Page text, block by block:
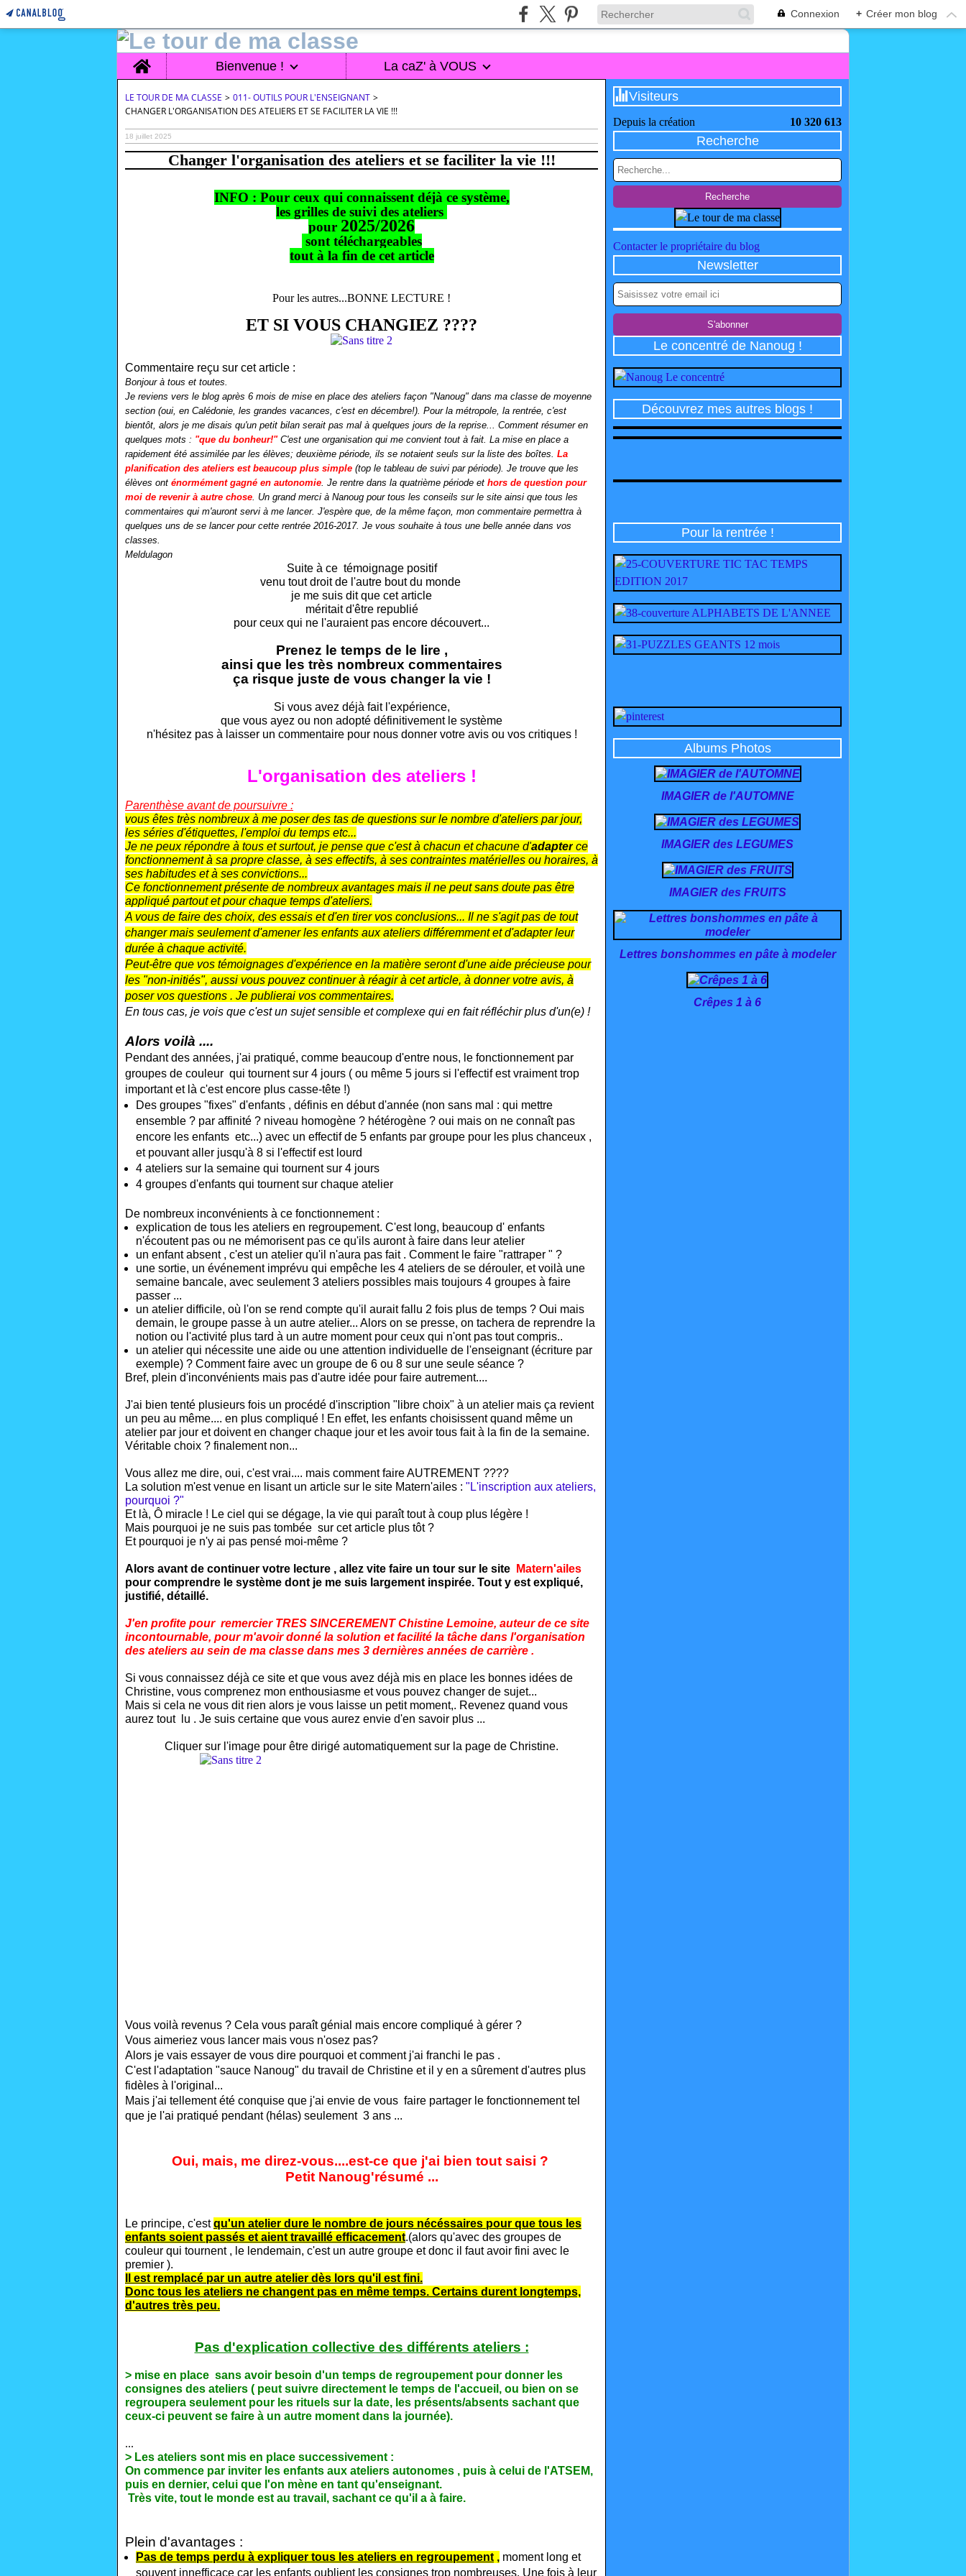
Connexion + Créer mon blog
Home Bienvenue ! La caZ' à VOUS
LE TOUR DE MA CLASSE > 011- OUTILS POUR L'ENSEIGNANT >
CHANGER L'ORGANISATION DES ATELIERS ET SE FACILITER LA VIE !!!
18 juillet 2025
Changer l'organisation des ateliers et se faciliter la vie !!!
INFO : Pour ceux qui connaissent déjà ce système,
les grilles de suivi des ateliers
pour 2025/2026
sont téléchargeables
tout à la fin de cet article
Pour les autres...BONNE LECTURE !
ET SI VOUS CHANGIEZ ????
Commentaire reçu sur cet article :
Bonjour à tous et toutes.
Je reviens vers le blog après 6 mois de mise en place des ateliers façon "Nanoug" dans ma classe de moyenne
section (oui, en Calédonie, les grandes vacances, c'est en décembre!). Pour la métropole, la rentrée, c'est
bientôt, alors je me disais qu'un petit bilan serait pas mal à quelques jours de la reprise... Comment résumer en
quelques mots : "que du bonheur!" C'est une organisation qui me convient tout à fait. La mise en place a
rapidement été assimilée par les élèves; deuxième période, ils se notaient seuls sur la liste des boîtes. La
planification des ateliers est beaucoup plus simple (top le tableau de suivi par période). Je trouve que les
élèves ont énormément gagné en autonomie. Je rentre dans la quatrième période et hors de question pour
moi de revenir à autre chose. Un grand merci à Nanoug pour tous les conseils sur le site ainsi que tous les
commentaires qui m'auront servi à me lancer. J'espère que, de la même façon, mon commentaire permettra à
quelques uns de se lancer pour cette rentrée 2016-2017. Je vous souhaite à tous une belle année dans vos
classes.
Meldulagon
Suite à ce témoignage positif
venu tout droit de l'autre bout du monde
je me suis dit que cet article
méritait d'être republié
pour ceux qui ne l'auraient pas encore découvert...
Prenez le temps de le lire ,
ainsi que les très nombreux commentaires
ça risque juste de vous changer la vie !
Si vous avez déjà fait l'expérience,
que vous ayez ou non adopté définitivement le système
n'hésitez pas à laisser un commentaire pour nous donner votre avis ou vos critiques !
L'organisation des ateliers !
Parenthèse avant de poursuivre :
vous êtes très nombreux à me poser des tas de questions sur le nombre d'ateliers par jour,
les séries d'étiquettes, l'emploi du temps etc...
Je ne peux répondre à tous et surtout, je pense que c'est à chacun et chacune d'adapter ce
fonctionnement à sa propre classe, à ses effectifs, à ses contraintes matérielles ou horaires, à
ses habitudes et à ses convictions...
Ce fonctionnement présente de nombreux avantages mais il ne peut sans doute pas être
appliqué partout et pour chaque temps d'ateliers.
A vous de faire des choix, des essais et d'en tirer vos conclusions... Il ne s'agit pas de tout
changer mais seulement d'amener les enfants aux ateliers différemment et d'adapter leur
durée à chaque activité.
Peut-être que vos témoignages d'expérience en la matière seront d'une aide précieuse pour
les "non-initiés", aussi vous pouvez continuer à réagir à cet article, à donner votre avis, à
poser vos questions . Je publierai vos commentaires.
En tous cas, je vois que c'est un sujet sensible et complexe qui en fait réfléchir plus d'un(e) !
Alors voilà ....
Pendant des années, j'ai pratiqué, comme beaucoup d'entre nous, le fonctionnement par
groupes de couleur qui tournent sur 4 jours ( ou même 5 jours si l'effectif est vraiment trop
important et là c'est encore plus casse-tête !)
Des groupes "fixes" d'enfants , définis en début d'année (non sans mal : qui mettre
ensemble ? par affinité ? niveau homogène ? hétérogène ? oui mais on ne connaît pas
encore les enfants etc...) avec un effectif de 5 enfants par groupe pour les plus chanceux ,
et pouvant aller jusqu'à 8 si l'effectif est lourd
4 ateliers sur la semaine qui tournent sur 4 jours
4 groupes d'enfants qui tournent sur chaque atelier
De nombreux inconvénients à ce fonctionnement :
explication de tous les ateliers en regroupement. C'est long, beaucoup d' enfants
n'écoutent pas ou ne mémorisent pas ce qu'ils auront à faire dans leur atelier
un enfant absent , c'est un atelier qu'il n'aura pas fait . Comment le faire "rattraper " ?
une sortie, un événement imprévu qui empêche les 4 ateliers de se dérouler, et voilà une
semaine bancale, avec seulement 3 ateliers possibles mais toujours 4 groupes à faire
passer ...
un atelier difficile, où l'on se rend compte qu'il aurait fallu 2 fois plus de temps ? Oui mais
demain, le groupe passe à un autre atelier... Alors on se presse, on tachera de reprendre la
notion ou l'activité plus tard à un autre moment pour ceux qui n'ont pas tout compris..
un atelier qui nécessite une aide ou une attention individuelle de l'enseignant (écriture par
exemple) ? Comment faire avec un groupe de 6 ou 8 sur une seule séance ?
Bref, plein d'inconvénients mais pas d'autre idée pour faire autrement....
J'ai bien tenté plusieurs fois un procédé d'inscription "libre choix" à un atelier mais ça revient
un peu au même.... en plus compliqué ! En effet, les enfants choisissent quand même un
atelier par jour et doivent en changer chaque jour et les avoir tous fait à la fin de la semaine.
Véritable choix ? finalement non...
Vous allez me dire, oui, c'est vrai.... mais comment faire AUTREMENT ????
La solution m'est venue en lisant un article sur le site Matern'ailes : "L'inscription aux ateliers,
pourquoi ?"
Et là, Ô miracle ! Le ciel qui se dégage, la vie qui paraît tout à coup plus légère !
Mais pourquoi je ne suis pas tombée sur cet article plus tôt ?
Et pourquoi je n'y ai pas pensé moi-même ?
Alors avant de continuer votre lecture , allez vite faire un tour sur le site
Matern'ailes
pour comprendre le système dont je me suis largement inspirée. Tout y est expliqué,
justifié, détaillé.
J'en profite pour remercier TRES SINCEREMENT Chistine Lemoine, auteur de ce site
incontournable, pour m'avoir donné la solution et facilité la tâche dans l'organisation
des ateliers au sein de ma classe dans mes 3 dernières années de carrière .
Si vous connaissez déjà ce site et que vous avez déjà mis en place les bonnes idées de
Christine, vous comprenez mon enthousiasme et vous pouvez changer de sujet...
Mais si cela ne vous dit rien alors je vous laisse un petit moment,. Revenez quand vous
aurez tout lu . Je suis certaine que vous aurez envie d'en savoir plus ...
Cliquer sur l'image pour être dirigé automatiquement sur la page de Christine.
Vous voilà revenus ? Cela vous paraît génial mais encore compliqué à gérer ?
Vous aimeriez vous lancer mais vous n'osez pas?
Alors je vais essayer de vous dire pourquoi et comment j'ai franchi le pas .
C'est l'adaptation "sauce Nanoug" du travail de Christine et il y en a sûrement d'autres plus
fidèles à l'original...
Mais j'ai tellement été conquise que j'ai envie de vous faire partager le fonctionnement tel
que je l'ai pratiqué pendant (hélas) seulement 3 ans ...
Oui, mais, me direz-vous....est-ce que j'ai bien tout saisi ?
Petit Nanoug'résumé ...
Le principe, c'estqu'un atelier dure le nombre de jours nécéssaires pour que tous les
enfants soient passés et aient travaillé efficacement.(alors qu'avec des groupes de
couleur qui tournent , le lendemain, c'est un autre groupe et donc il faut avoir fini avec le
premier ).
Il est remplacé par un autre atelier dès lors qu'il est fini.
Donc tous les ateliers ne changent pas en même temps. Certains durent longtemps,
d'autres très peu.
Pas d'explication collective des différents ateliers :
> mise en place sans avoir besoin d'un temps de regroupement pour donner les
consignes des ateliers ( peut suivre directement le temps de l'accueil, ou bien on se
regroupera seulement pour les rituels sur la date, les présents/absents sachant que
ceux-ci peuvent se faire à un autre moment dans la journée).
...
> Les ateliers sont mis en place successivement :
On commence par inviter les enfants aux ateliers autonomes , puis à celui de l'ATSEM,
puis en dernier, celui que l'on mène en tant qu'enseignant.
Très vite, tout le monde est au travail, sachant ce qu'il a à faire.
Plein d'avantages :
Pas de temps perdu à expliquer tous les ateliers en regroupement , moment long et
souvent innefficace car les enfants oublient les consignes trop nombreuses. Une fois à leur
Visiteurs
Depuis la création 10 320 613
Recherche
Contacter le propriétaire du blog
Newsletter
Le concentré de Nanoug !
Découvrez mes autres blogs !
Pour la rentrée !
Albums Photos
IMAGIER de l'AUTOMNE
IMAGIER des LEGUMES
IMAGIER des FRUITS
Lettres bonshommes en pâte à modeler
Crêpes 1 à 6